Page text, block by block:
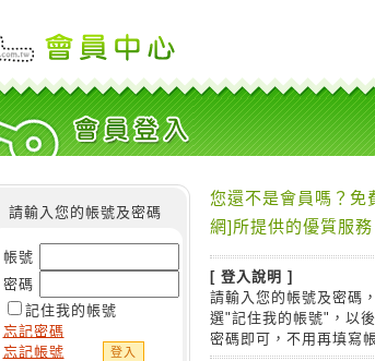
請輸入您的帳號及密碼
帳號
密碼
記住我的帳號
忘記密碼
忘記帳號
您還不是會員嗎？免
網]所提供的優質服務
[ 登入說明 ]
請輸入您的帳號及密碼
選"記住我的帳號"，以
密碼即可，不用再填寫